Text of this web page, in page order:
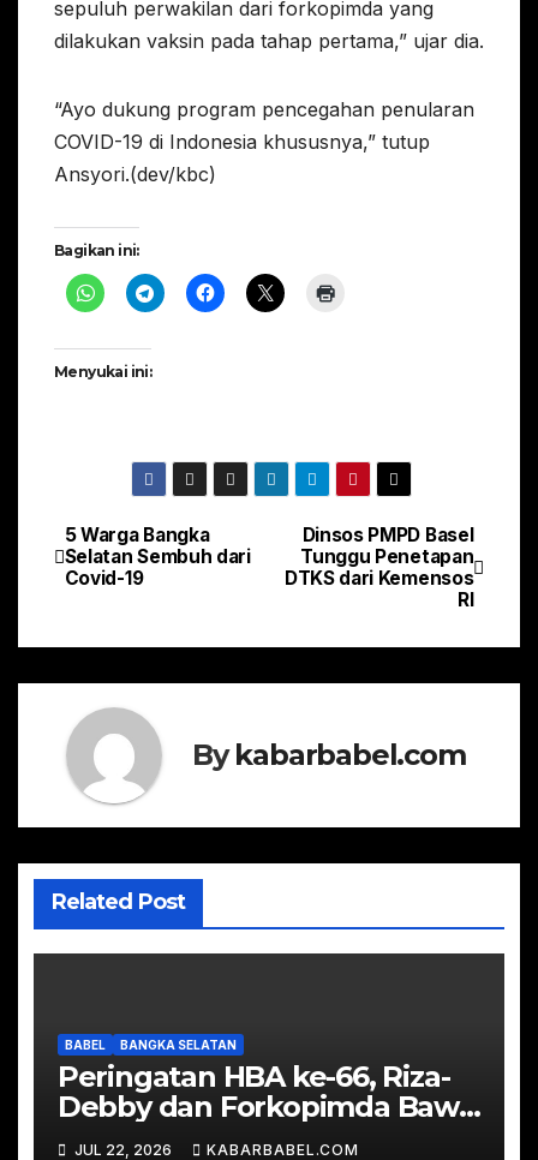
sepuluh perwakilan dari forkopimda yang
dilakukan vaksin pada tahap pertama,” ujar dia.
“Ayo dukung program pencegahan penularan
COVID-19 di Indonesia khususnya,” tutup
Ansyori.(dev/kbc)
Bagikan ini:
Menyukai ini:
Navigasi
pos
Dinsos PMPD Basel
Tunggu Penetapan
DTKS dari Kemensos
RI
5 Warga Bangka
Selatan Sembuh dari
Covid-19
Bykabarbabel.com
Related Post
BABEL BANGKA SELATAN
Peringatan HBA ke-66, Riza-
Debby dan Forkopimda Bawa
Tumpeng Sambangi Kejari
JUL 22, 2026 KABARBABEL.COM